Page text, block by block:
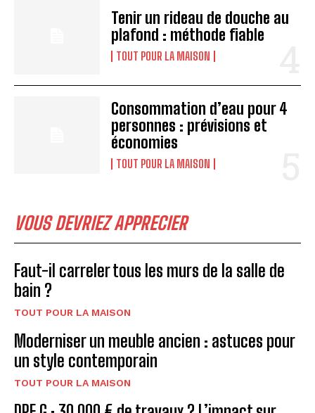
Tenir un rideau de douche au
plafond : méthode fiable
TOUT POUR LA MAISON
Consommation d’eau pour 4
personnes : prévisions et
économies
TOUT POUR LA MAISON
VOUS DEVRIEZ APPRECIER
Faut-il carreler tous les murs de la salle de
bain ?
TOUT POUR LA MAISON
Moderniser un meuble ancien : astuces pour
un style contemporain
TOUT POUR LA MAISON